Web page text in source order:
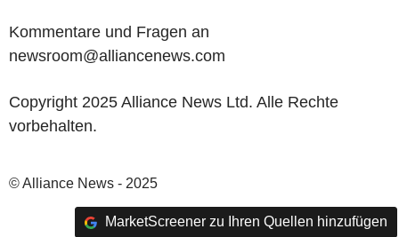
Kommentare und Fragen an
newsroom@alliancenews.com
Copyright 2025 Alliance News Ltd. Alle Rechte
vorbehalten.
© Alliance News - 2025
MarketScreener zu Ihren Quellen hinzufügen